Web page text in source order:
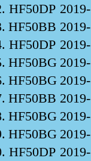
HF50DP
HF50BB
HF50DP
HF50BG
HF50BG
HF50BB
HF50BG
HF50BG
HF50DP